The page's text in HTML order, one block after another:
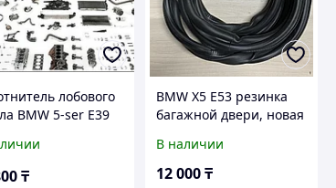
лобового
BMW 5-ser E39
₸
BMW X5 E53 резинка
багажной двери, новая
В наличии
12 000₸